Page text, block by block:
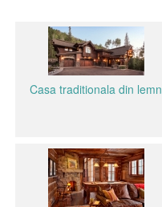
Casa traditionala din lemn